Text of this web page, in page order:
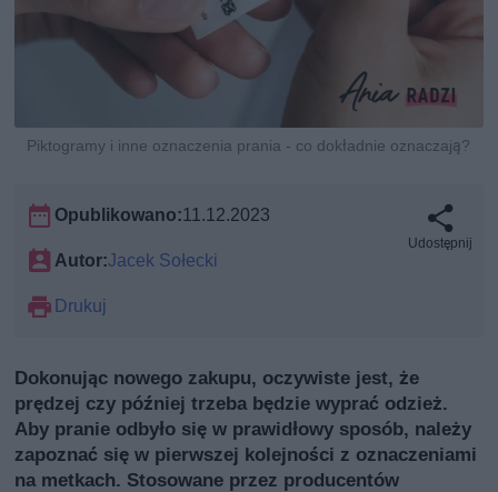
Piktogramy i inne oznaczenia prania - co dokładnie oznaczają?
Opublikowano:11.12.2023
Autor:Jacek Sołecki
Drukuj
Udostępnij
Dokonując nowego zakupu, oczywiste jest, że
prędzej czy później trzeba będzie wyprać odzież.
Aby pranie odbyło się w prawidłowy sposób, należy
zapoznać się w pierwszej kolejności z oznaczeniami
na metkach. Stosowane przez producentów